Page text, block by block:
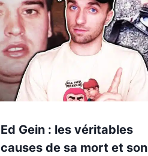
Ed Gein : les véritables
causes de sa mort et son